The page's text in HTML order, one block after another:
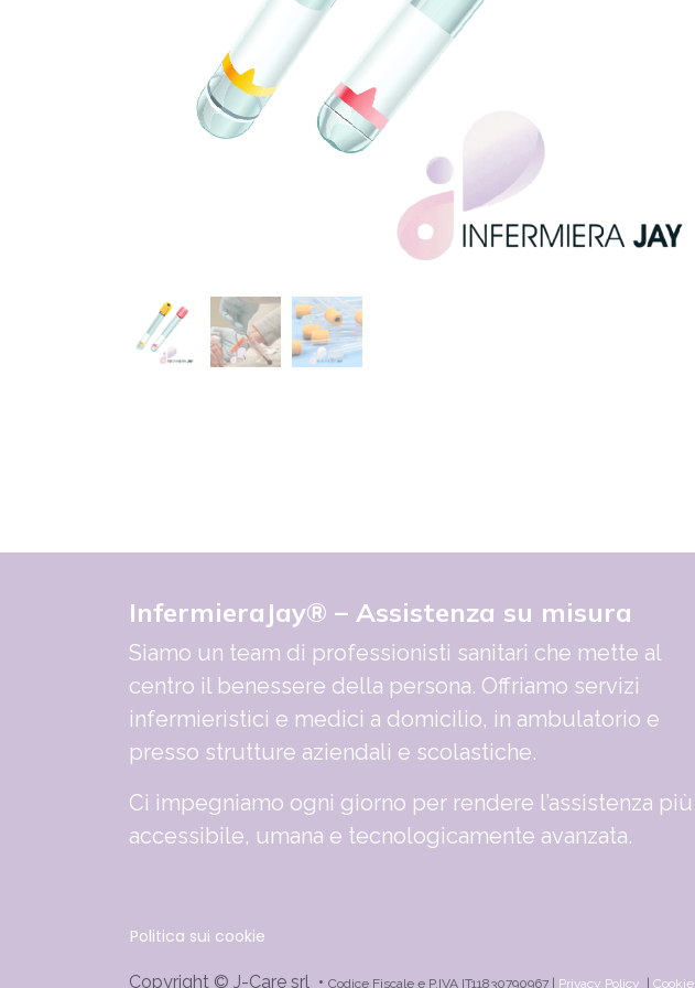
InfermieraJay® – Assistenza su misura
Siamo un team di professionisti sanitari che mette al
centro il benessere della persona. Offriamo servizi
infermieristici e medici a domicilio, in ambulatorio e
presso strutture aziendali e scolastiche.
Ci impegniamo ogni giorno per rendere l’assistenza più
accessibile, umana e tecnologicamente avanzata.
Politica sui cookie
Copyright © J-Care srl • Codice Fiscale e P.IVA IT11830790967 | Privacy Policy Cookie